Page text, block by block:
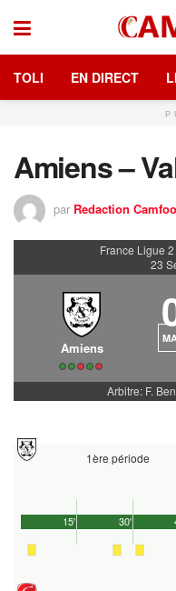
TOLI EN DIRECT
Amiens –
par Redaction
France Ligue
23
Amiens
Arbitre: F.
1ère période
15' 30'